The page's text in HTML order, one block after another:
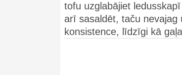
tofu uzglabājiet
arī sasaldēt, taču nevajag
konsistence, līdzīgi kā